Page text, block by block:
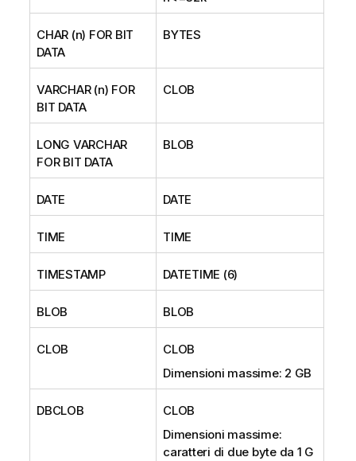
CHAR (n) FOR BIT
DATA
BYTES
VARCHAR (n) FOR
BIT DATA
CLOB
LONG VARCHAR
FOR BIT DATA
BLOB
DATE DATE
TIME TIME
TIMESTAMP DATETIME (6)
BLOB BLOB
CLOB
CLOB
Dimensioni massime: 2 GB
DBCLOB
CLOB
Dimensioni massime:
caratteri di due byte da 1 G